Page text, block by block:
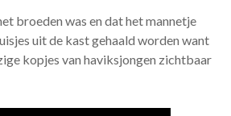
broeden was en dat het mannetje
uit de kast gehaald worden want
kopjes van haviksjongen zichtbaar